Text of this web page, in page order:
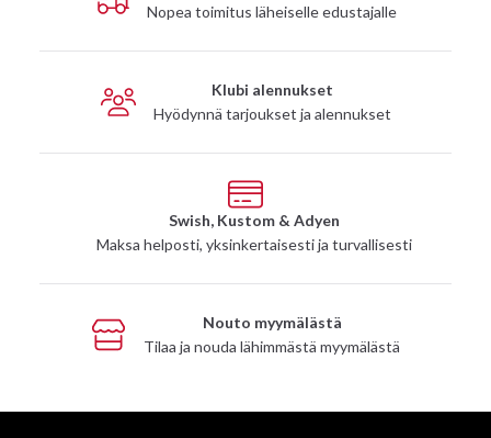
Nopea toimitus läheiselle edustajalle
Klubi alennukset
Hyödynnä tarjoukset ja alennukset
Swish, Kustom & Adyen
Maksa helposti, yksinkertaisesti ja turvallisesti
Nouto myymälästä
Tilaa ja nouda lähimmästä myymälästä